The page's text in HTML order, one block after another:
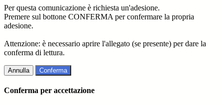
Per questa comunicazione è richiesta un'adesione.
Premere sul bottone CONFERMA per confermare la propria
adesione.
Attenzione: è necessario aprire l'allegato (se presente) per dare la
conferma di lettura.
Annulla Conferma
Conferma per accettazione